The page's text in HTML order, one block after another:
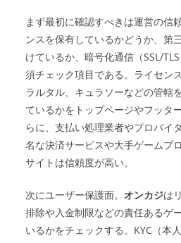
まず最初に確認すべきは運営の信
ンスを保有しているかどうか、第
けているか、暗号化通信（SSL/
須チェック項目である。ライセン
ラルタル、キュラソーなどの管轄
ているかをトップページやフッタ
らに、支払い処理業者やプロバイ
名な決済サービスや大手ゲームプ
サイトは信頼度が高い。
次にユーザー保護面。 オンカジは
排除や入金制限などの責任あるゲ
いるかをチェックする。KYC（本